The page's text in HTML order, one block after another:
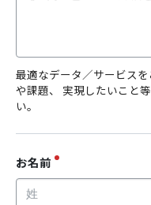
最適なデータ／サービス
や課題、 実現したいこと
い。
お名前